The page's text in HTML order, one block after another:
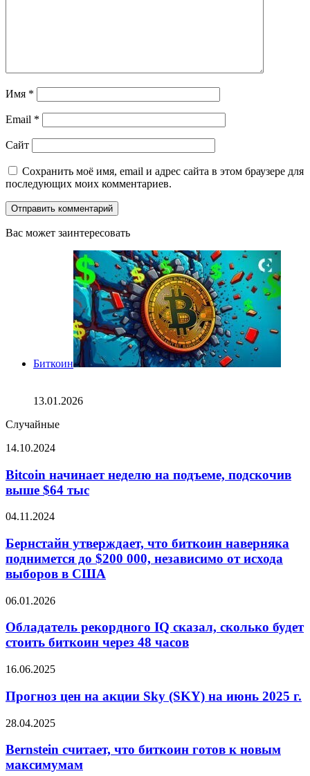
Имя *
Email *
Сайт
Сохранить моё имя, email и адрес сайта в этом браузере для
последующих моих комментариев.
Вас может заинтересовать
Биткоин
13.01.2026
Случайные
Bitcoin
неделю
на
подъеме,
выше
тыс
14.10.2024
Bitcoin начинает неделю на подъеме, подскочив
выше $64 тыс
Бернстайн
что
биткоин
наверняка
поднимется
$200
независимо
от
выборов
США
04.11.2024
Бернстайн утверждает, что биткоин наверняка
поднимется до $200 000, независимо от исхода
выборов в США
Обладатель
IQ
сколько
стоить
через
часов
06.01.2026
Обладатель рекордного IQ сказал, сколько будет
стоить биткоин через 48 часов
Прогноз
на
акции
Sky
(SKY)
на
июнь
2025
16.06.2025
Прогноз цен на акции Sky (SKY) на июнь 2025 г.
Bernstein
что
готов
28.04.2025
Bernstein считает, что биткоин готов к новым
максимумам